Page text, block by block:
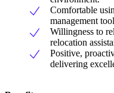
Comfortable
management
Willingness to
relocation
Positive,
delivering